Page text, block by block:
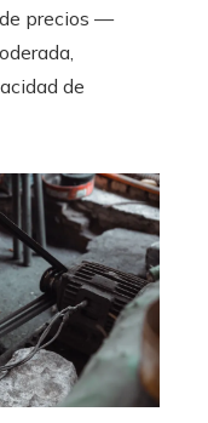
precios —
de